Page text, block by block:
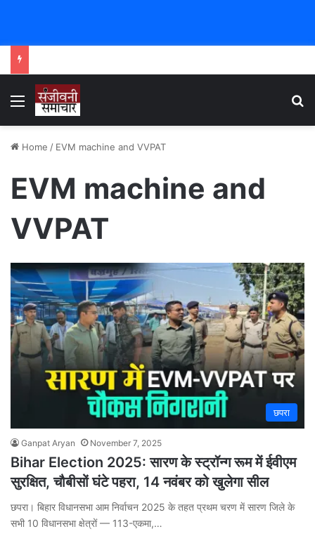
Menu
Home / EVM machine and VVPAT
EVM machine and
VVPAT
छपरा
Ganpat Aryan November 7, 2025
Bihar Election 2025: सारण के स्ट्रॉन्ग रूम में ईवीएम
सुरक्षित, चौबीसों घंटे पहरा, 14 नवंबर को खुलेगा सील
छपरा। बिहार विधानसभा आम निर्वाचन 2025 के तहत प्रथम चरण में सारण जिले के
सभी 10 विधानसभा क्षेत्रों — 113-एकमा,…